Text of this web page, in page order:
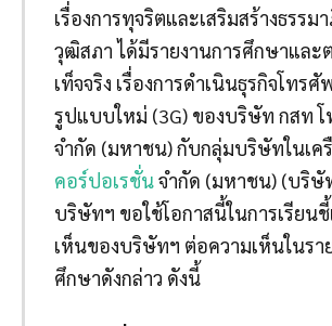
เรื่องการทุจริตและเสริมสร้างธรรม
วุฒิสภา ได้มีรายงานการศึกษาและ
เท็จจริง เรื่องการดำเนินธุรกิจโทร
รูปแบบใหม่ (3G) ของบริษัท กสท
จำกัด (มหาชน) กับกลุ่มบริษัทในเค
คอร์ปอเรชั่นจำกัด (มหาชน) (บริษั
บริษัทฯ ขอใช้โอกาสนี้ในการเรียน
เห็นของบริษัทฯ ต่อความเห็นในรา
ศึกษาดังกล่าว ดังนี้